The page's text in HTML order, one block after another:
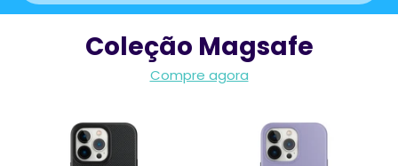
Coleção Magsafe
Compre agora